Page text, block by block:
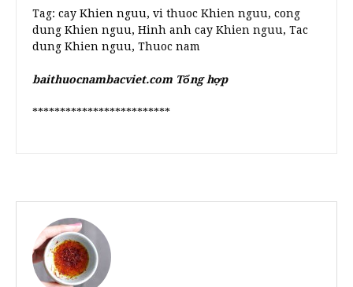
Tag: cay Khien nguu, vi thuoc Khien nguu, cong
dung Khien nguu, Hinh anh cay Khien nguu, Tac
dung Khien nguu, Thuoc nam
baithuocnambacviet.com Tổng hợp
*************************